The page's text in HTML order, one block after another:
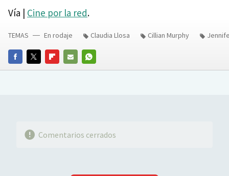
Vía | Cine por la red.
FACEBOOKTWITTERFLIPBOARD
E-
WHATSAPP
TEMAS En rodaje Claudia Llosa Cillian Murphy
Comentarios cerrados